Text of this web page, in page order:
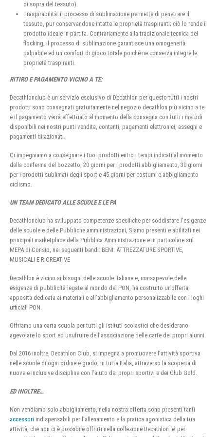
di sopra del tessuto).
Traspirabilità: il processo di sublimazione permette di penetrare il
tessuto, pur conservandone intatte le proprietà traspiranti; ciò lo rende il
prodotto ideale in partita. Contrariamente alla tradizionale tecnica del
flocking, il processo di sublimazione garantisce una omogeneità
palpabile ed un comfort di gioco totale poiché ne conserva integre le
proprietà traspiranti.
RITIRO E PAGAMENTO VICINO A TE:
Decathlonclub è un servizio esclusivo di Decathlon per questo tutti i nostri
prodotti sono consegnati gratuitamente nel negozio decathlon più vicino a te
e il pagamento verrà effettuato al momento della consegna con tutti i metodi
disponibili nei nostri punti vendita, contanti, pagamenti elettronici, assegni e
pagamenti dilazionati.
Ci impegniamo a consegnare i tuoi prodotti entro i tempi indicati al momento
della conferma del bozzetto, 20 giorni per i prodotti abbigliamento, 30 giorni
per i prodotti sublimati degli sport e 45 giorni per costumi e abbigliamento
ciclismo.
UN TEAM DEDICATO ALLE SCUOLE E LE PA
Decathlonclub ha sviluppato competenze specifiche per soddisfare l’esigenze
delle scuole e delle Pubbliche amministrazioni, Siamo presenti e abilitati nei
principali marketplace della Pubblica Amministrazione e in particolare sul
MEPA di Consip, nei seguenti bandi: BENI: ATTREZZATURE SPORTIVE,
MUSICALI E RICREATIVE
Decathlon è vicino ai bisogni delle scuole italiane e, consapevole delle
esigenze di pubblicità legate al mondo del PON, ha costruito un’offerta
apposita dedicata ai materiali e all’abbigliamento personalizzabile con i loghi
ufficiali PON.
Offriamo una carta scuola per tutti gli istituti scolastici che desiderano
agevolare lo sport ed usufruire dell’associazione delle carte dei propri alunni.
Dal 2016 inoltre, Decathlon Club, si impegna a promuovere l’attività sportiva
nelle scuole di ogni ordine e grado, in tutta Italia, attraverso la scoperta di
nuove e inclusive discipline con l’aiuto dei propri sportivi e dei Club Gold.
ED INOLTRE…
Non vendiamo solo abbigliamento, nella nostra offerta sono presenti tanti
accessori indispensabili per l’allenamento e la pratica agonistica della tua
attività, che non ci è possibile offrirti nella collezione Decathlon. e’ per